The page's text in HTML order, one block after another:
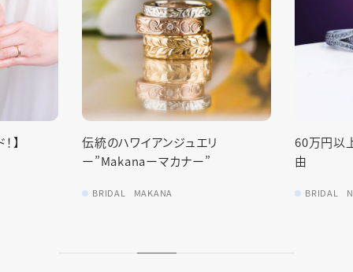
】
伝統のハワイアンジュエリ
ー”Makanaーマカナー”
BRIDAL MAKANA
60万円以
由
BRIDAL